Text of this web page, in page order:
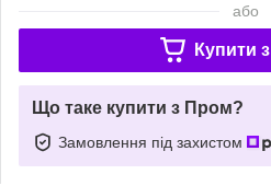
або
Купити з
Що таке купити з Пром?
Замовлення під захистом